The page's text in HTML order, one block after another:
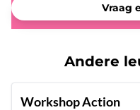
Vraag
Andere
Workshop Action